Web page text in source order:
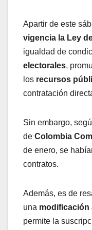
Apartir de este
vigencia la Ley
igualdad de
electorales,
los recursos
contratación
Sin embargo,
de Colombia
de enero, se
contratos.
Además, es de
una modificación
permite la